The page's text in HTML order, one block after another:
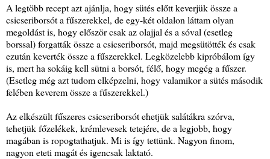
A legtöbb recept azt ajánlja, hogy sütés előtt keverjük össze a
csicseriborsót a fűszerekkel, de egy-két oldalon láttam olyan
megoldást is, hogy először csak az olajjal és a sóval (esetleg
borssal) forgatták össze a csicseriborsót, majd megsütötték és csak
ezután keverték össze a fűszerekkel. Legközelebb kipróbálom így
is, mert ha sokáig kell sütni a borsót, félő, hogy megég a fűszer.
(Esetleg még azt tudom elképzelni, hogy valamikor a sütés második
felében keverem össze a fűszerekkel.)
Az elkészült fűszeres csicseriborsót ehetjük salátákra szórva,
tehetjük főzelékek, krémlevesek tetejére, de a legjobb, hogy
magában is ropogtathatjuk. Mi is így tettünk. Nagyon finom,
nagyon eteti magát és igencsak laktató.